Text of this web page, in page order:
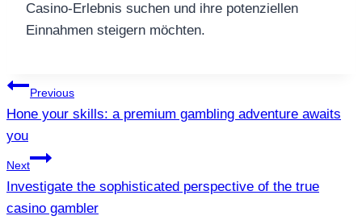
Casino-Erlebnis suchen und ihre potenziellen
Einnahmen steigern möchten.
แนะแนว
เรื่อง
Previous
Hone your skills: a premium gambling adventure awaits
you
Next
Investigate the sophisticated perspective of the true
casino gambler